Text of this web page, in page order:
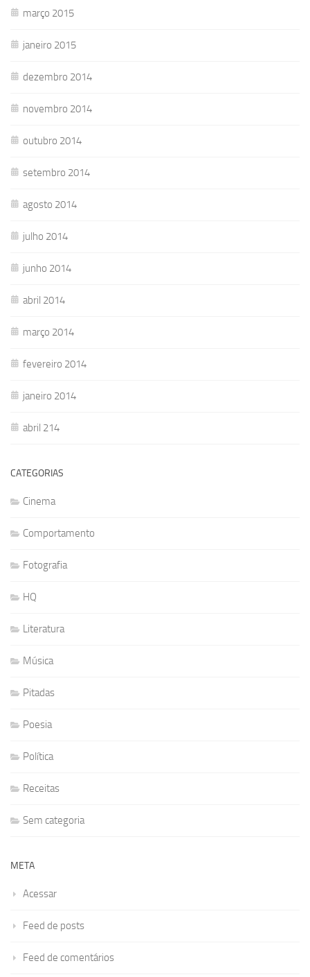
março 2015
janeiro 2015
dezembro 2014
novembro 2014
outubro 2014
setembro 2014
agosto 2014
julho 2014
junho 2014
abril 2014
março 2014
fevereiro 2014
janeiro 2014
abril 214
CATEGORIAS
Cinema
Comportamento
Fotografia
HQ
Literatura
Música
Pitadas
Poesia
Política
Receitas
Sem categoria
META
Acessar
Feed de posts
Feed de comentários